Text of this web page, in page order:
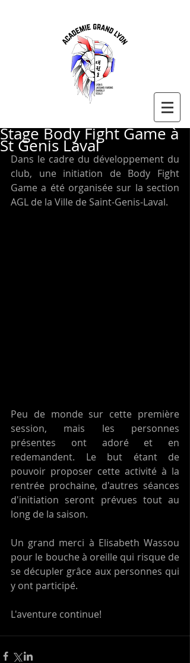
Stage Body Fight Game à
St Genis Laval
Dans le cadre du développement du
club, une initiation de Body Fight
Game a été organisée sur la section
AGL de la Ville de Saint-Genis-Laval.
Peu de monde sur cette première
session, mais les personnes
présentes ont adoré et en
redemandent. Le but étant de
pouvoir proposer cette activité à la
rentrée prochaine, d'autres séances
d'initiation seront prévues tout au
long de la saison.
Un grand merci à Elisabeth Wassou
pour le bouche à oreille qui risque de
se décupler grâce aux personnes qui
y ont participé.
L'aventure continue!